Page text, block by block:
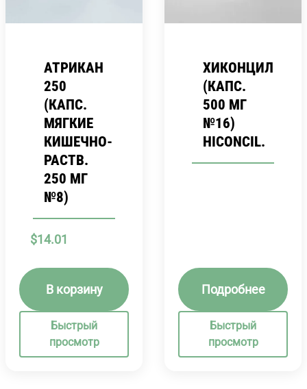
АТРИКАН
250
(КАПС.
МЯГКИЕ
КИШЕЧНО-
РАСТВ.
250 МГ
№8)
$14.01
В корзину
Быстрый
просмотр
ХИКОНЦИЛ
(КАПС.
500 МГ
№16)
HICONCIL.
Подробнее
Быстрый
просмотр